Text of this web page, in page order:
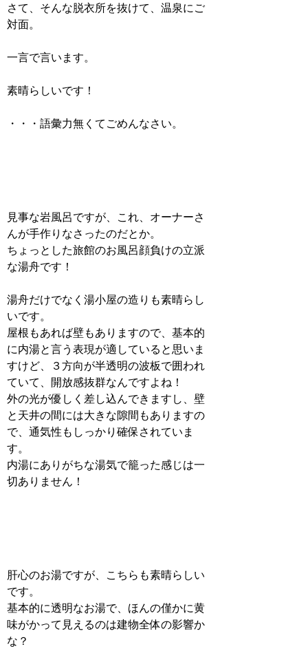
さて、そんな脱衣所を抜けて、温泉にご
対面。
一言で言います。
素晴らしいです！
・・・語彙力無くてごめんなさい。
見事な岩風呂ですが、これ、オーナーさ
んが手作りなさったのだとか。
ちょっとした旅館のお風呂顔負けの立派
な湯舟です！
湯舟だけでなく湯小屋の造りも素晴らし
いです。
屋根もあれば壁もありますので、基本的
に内湯と言う表現が適していると思いま
すけど、３方向が半透明の波板で囲われ
ていて、開放感抜群なんですよね！
外の光が優しく差し込んできますし、壁
と天井の間には大きな隙間もありますの
で、通気性もしっかり確保されていま
す。
内湯にありがちな湯気で籠った感じは一
切ありません！
肝心のお湯ですが、こちらも素晴らしい
です。
基本的に透明なお湯で、ほんの僅かに黄
味がかって見えるのは建物全体の影響か
な？